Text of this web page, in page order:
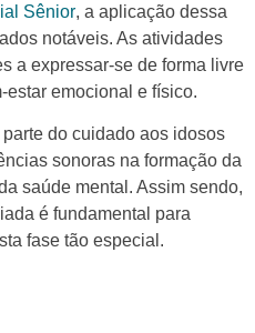
Sênior, a aplicação dessa
notáveis. As atividades
a expressar-se de forma livre
estar emocional e físico.
do cuidado aos idosos
sonoras na formação da
saúde mental. Assim sendo,
é fundamental para
fase tão especial.